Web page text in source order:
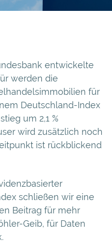
entwickelte
werden die
für
Deutschland-Index
um 2,1 %
wird zusätzlich noch
ist rückblickend
schließen wir eine
Beitrag für mehr
Geib, für Daten